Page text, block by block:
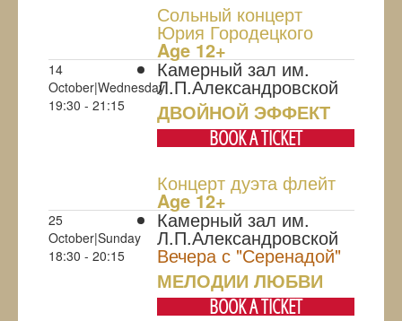
Сольный концерт
Юрия Городецкого
Age 12+
14
October|Wednesday
19:30 - 21:15
Камерный зал им.
Л.П.Александровской
ДВОЙНОЙ ЭФФЕКТ
BOOK A TICKET
Концерт дуэта флейт
Age 12+
25
October|Sunday
18:30 - 20:15
Камерный зал им.
Л.П.Александровской
Вечера с "Серенадой"
МЕЛОДИИ ЛЮБВИ
BOOK A TICKET